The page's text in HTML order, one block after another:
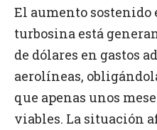
El aumento sostenido
turbosina está
de dólares en gastos
aerolíneas,
que apenas unos
viables. La situación